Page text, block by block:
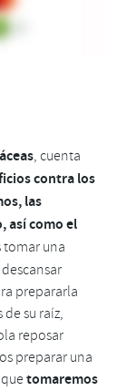
, cuenta
contra los
las
así como el
tomar una
prepararla
su raíz,
reposar
preparar una
tomaremos